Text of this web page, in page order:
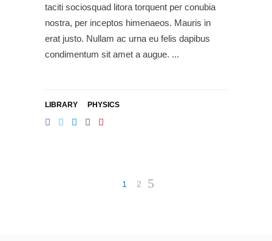
taciti sociosquad litora torquent per conubia
nostra, per inceptos himenaeos. Mauris in
erat justo. Nullam ac urna eu felis dapibus
condimentum sit amet a augue.
LIBRARY PHYSICS
1 2